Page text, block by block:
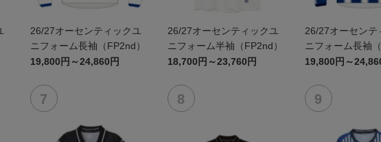
26/27オーセンティックユ
ニフォーム長袖（FP2nd）
19,800円～24,860円
26/27オーセンティックユ
ニフォーム半袖（FP2nd）
18,700円～23,760円
26/27オーセンテ
ニフォーム長袖
19,800円～